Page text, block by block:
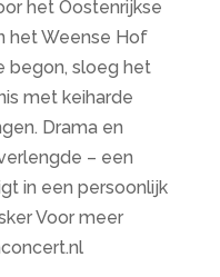
het Oostenrijkse
het Weense Hof
begon, sloeg het
met keiharde
Drama en
– een
in een persoonlijk
Voor meer